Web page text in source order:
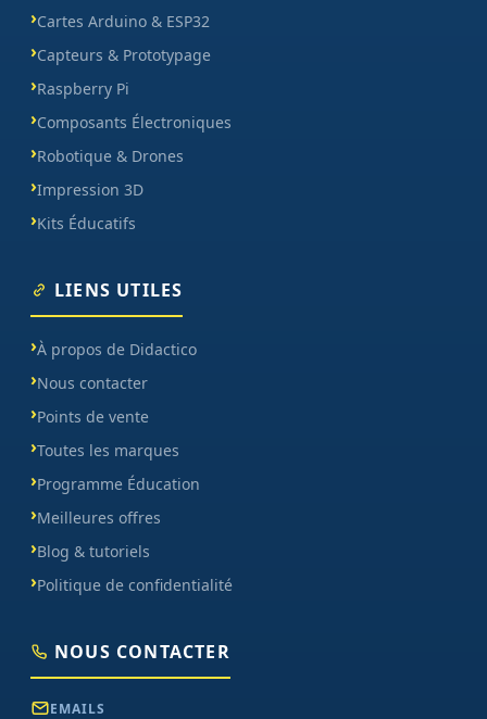
Cartes Arduino & ESP32
Capteurs & Prototypage
Raspberry Pi
Composants Électroniques
Robotique & Drones
Impression 3D
Kits Éducatifs
LIENS UTILES
À propos de Didactico
Nous contacter
Points de vente
Toutes les marques
Programme Éducation
Meilleures offres
Blog & tutoriels
Politique de confidentialité
NOUS CONTACTER
EMAILS